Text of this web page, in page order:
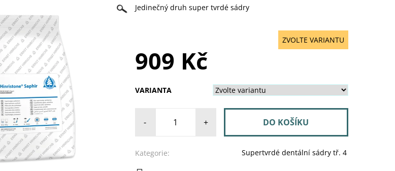
Jedinečný druh super tvrdé sádry
ZVOLTE VARIANTU
909 Kč
VARIANTA
- +
Kategorie: Supertvrdé dentální sádry tř. 4